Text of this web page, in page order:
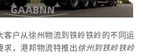
客户从徐州物流到铁岭铁岭的不同运
求，港邦物流特推出徐州到铁岭铁岭